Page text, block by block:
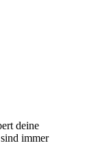
deine
immer